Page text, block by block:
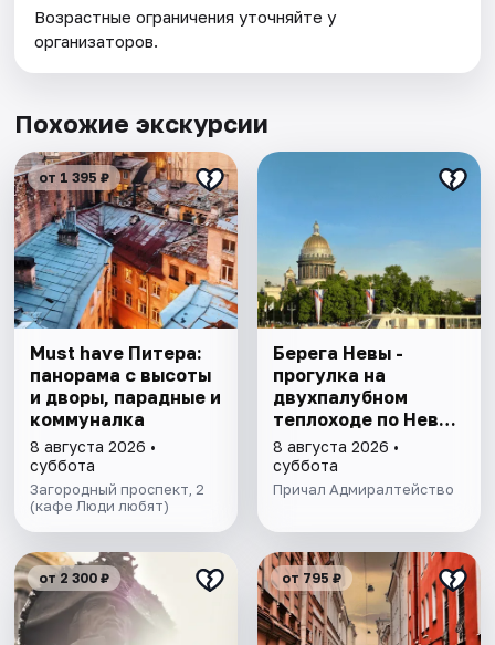
Возрастные ограничения уточняйте у
организаторов.
Похожие экскурсии
от 1 395 ₽
Must have Питера:
панорама с высоты
и дворы, парадные и
коммуналка
8 августа 2026 •
суббота
Загородный проспект, 2
(кафе Люди любят)
Берега Невы -
прогулка на
двухпалубном
теплоходе по Неве
с подходом к
Финскому заливу
8 августа 2026 •
суббота
Причал Адмиралтейство
от 2 300 ₽ от 795 ₽